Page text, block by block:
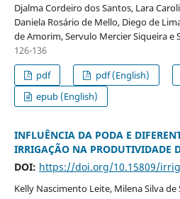
Djalma Cordeiro dos Santos, Lara
Daniela Rosário de Mello, Diego de
de Amorim, Servulo Mercier Siqueira e
126-136
pdf
pdf (English)
epub (English)
INFLUÊNCIA DA PODA E
IRRIGAÇÃO NA PRODUTIVIDADE
DOI: https://doi.org/10.15809/
Kelly Nascimento Leite, Milena Silva